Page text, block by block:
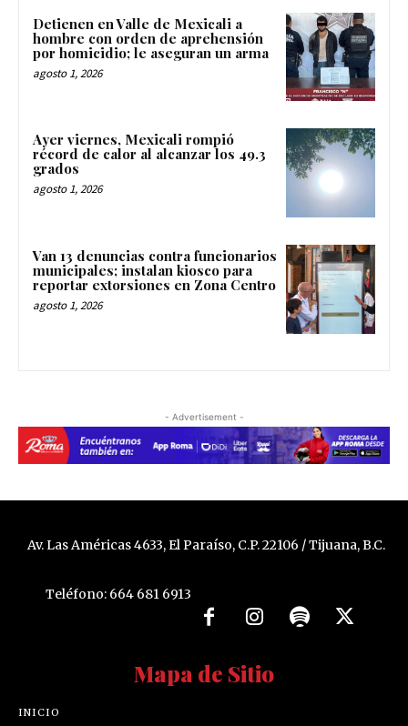
Detienen en Valle de Mexicali a
hombre con orden de aprehensión
por homicidio; le aseguran un arma
agosto 1, 2026
Ayer viernes, Mexicali rompió
récord de calor al alcanzar los 49.3
grados
agosto 1, 2026
Van 13 denuncias contra funcionarios
municipales; instalan kiosco para
reportar extorsiones en Zona Centro
agosto 1, 2026
- Advertisement -
Av. Las Américas 4633, El Paraíso, C.P. 22106 / Tijuana, B.C.
Teléfono: 664 681 6913
Mapa de Sitio
INICIO